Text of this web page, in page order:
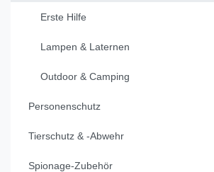
Erste Hilfe
Lampen & Laternen
Outdoor & Camping
Personenschutz
Tierschutz & -Abwehr
Spionage-Zubehör